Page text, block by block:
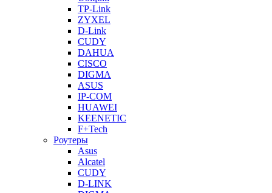
TP-Link
ZYXEL
D-Link
CUDY
DAHUA
CISCO
DIGMA
ASUS
IP-COM
HUAWEI
KEENETIC
F+Tech
Роутеры
Asus
Alcatel
CUDY
D-LINK